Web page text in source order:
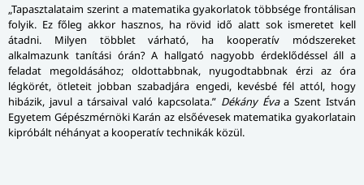
„Tapasztalataim szerint a matematika gyakorlatok többsége frontálisan
folyik. Ez főleg akkor hasznos, ha rövid idő alatt sok ismeretet kell
átadni. Milyen többlet várható, ha kooperatív módszereket
alkalmazunk tanítási órán? A hallgató nagyobb érdeklődéssel áll a
feladat megoldásához; oldottabbnak, nyu­god­tabb­nak érzi az óra
légkörét, ötleteit jobban szabadjára engedi, kevésbé fél attól, hogy
hibázik, javul a társaival való kapcsolata.” Dékány Évaa Szent István
Egyetem Gépészmérnöki Karán az elsőévesek matematika gyakorlatain
kipróbált néhányat a kooperatív technikák közül.